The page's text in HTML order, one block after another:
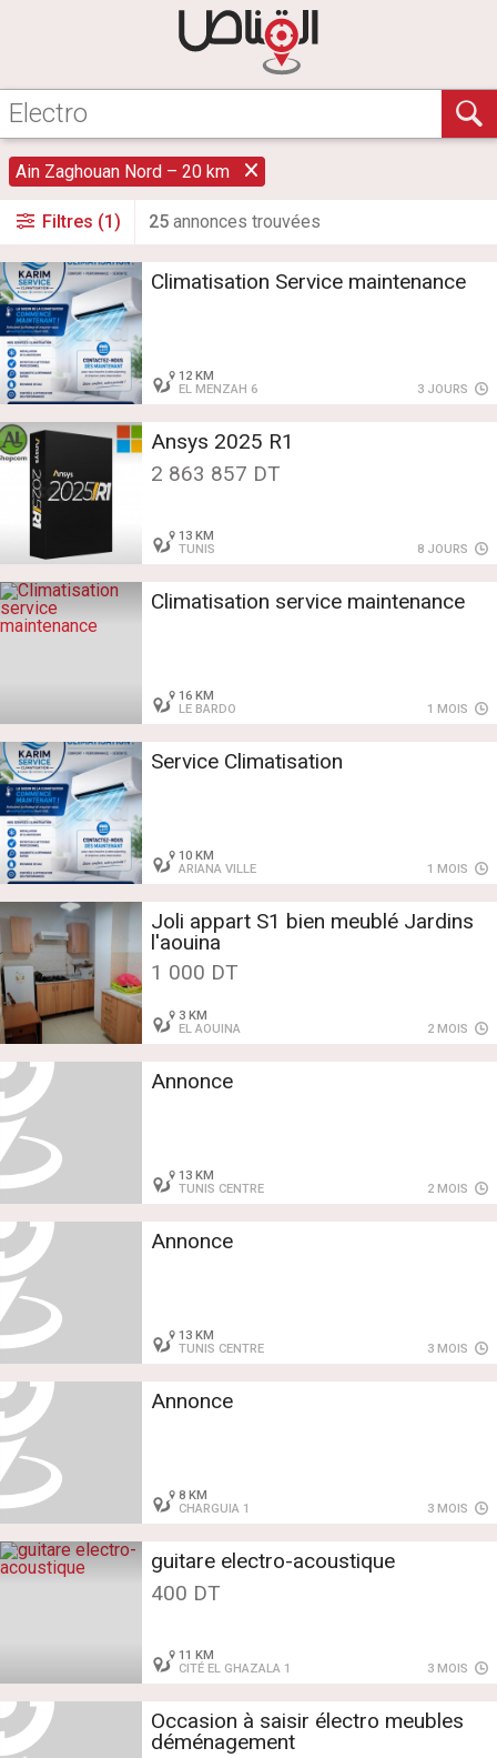
Ain Zaghouan Nord – 20 km
Filtres (1) 25 annonces trouvées
Climatisation Service maintenance
12 KM
EL MENZAH 6
3 JOURS
Ansys 2025 R1
2 863 857 DT
13 KM
TUNIS
8 JOURS
Climatisation service maintenance
16 KM
LE BARDO
1 MOIS
Service Climatisation
10 KM
ARIANA VILLE
1 MOIS
Joli appart S1 bien meublé Jardins
l'aouina
1 000 DT
3 KM
EL AOUINA
2 MOIS
Annonce
13 KM
TUNIS CENTRE
2 MOIS
Annonce
13 KM
TUNIS CENTRE
3 MOIS
Annonce
8 KM
CHARGUIA 1
3 MOIS
guitare electro-acoustique
400 DT
11 KM
CITÉ EL GHAZALA 1
3 MOIS
Occasion à saisir électro meubles
déménagement